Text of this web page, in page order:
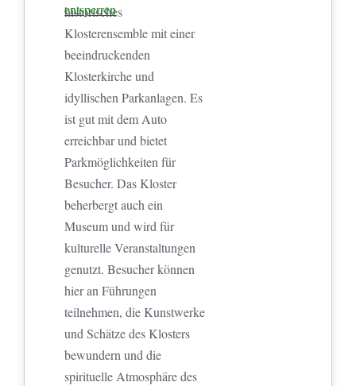
entsperren
historisches
Klosterensemble mit einer
beeindruckenden
Klosterkirche und
idyllischen Parkanlagen. Es
ist gut mit dem Auto
erreichbar und bietet
Parkmöglichkeiten für
Besucher. Das Kloster
beherbergt auch ein
Museum und wird für
kulturelle Veranstaltungen
genutzt. Besucher können
hier an Führungen
teilnehmen, die Kunstwerke
und Schätze des Klosters
bewundern und die
spirituelle Atmosphäre des